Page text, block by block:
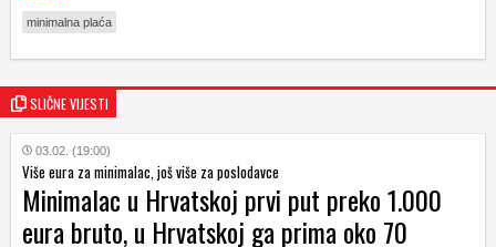
minimalna plaća
SLIČNE VIJESTI
03.02. (19:00)
Više eura za minimalac, još više za poslodavce
Minimalac u Hrvatskoj prvi put preko 1.000
eura bruto, u Hrvatskoj ga prima oko 70